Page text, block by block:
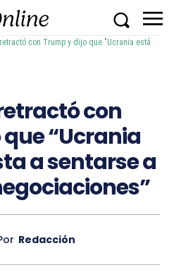
con Trump y dijo que "Ucrania está
con
“Ucrania
a sentarse a
Redacción